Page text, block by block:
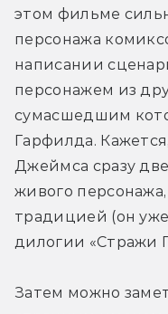
этом фильме
персонажа
написании
персонажем из
сумасшедшим
Гарфилда.
Джеймса сразу
живого
традицией (он
дилогии «Стражи
Затем можно